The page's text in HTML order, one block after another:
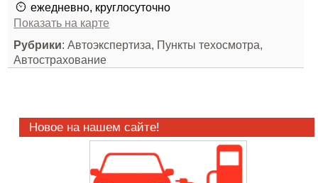
ежедневно, круглосуточно
Показать на карте
Рубрики: Автоэкспертиза, Пункты техосмотра,
Автострахование
Новое на нашем сайте!